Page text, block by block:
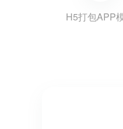
H5打包APP